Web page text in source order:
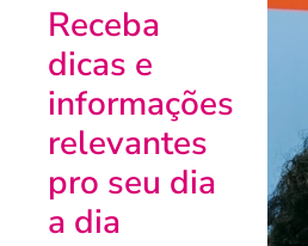
Receba
dicas e
informações
relevantes
pro seu dia
a dia